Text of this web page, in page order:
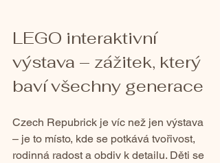
LEGO interaktivní
výstava – zážitek, který
baví všechny generace
Czech Repubrick je víc než jen výstava
– je to místo, kde se potkává tvořivost,
rodinná radost a obdiv k detailu. Děti se